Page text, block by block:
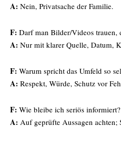
A: Nein, Privatsache der Familie.
F: Darf man Bilder/Videos trauen,
A: Nur mit klarer Quelle, Datum,
F: Warum spricht das Umfeld so
A: Respekt, Würde, Schutz vor
F: Wie bleibe ich seriös informiert?
A: Auf geprüfte Aussagen achten;